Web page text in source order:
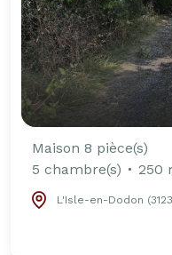
Maison 8 pièce(s)
5 chambre(s)
250
L'Isle-en-Dodon